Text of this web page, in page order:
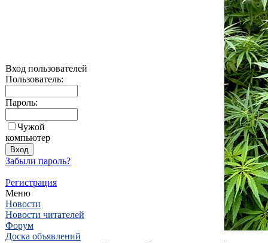
Вход пользователей
Пользователь:
Пароль:
Чужой
компьютер
Забыли пароль?
Регистрация
Меню
Новости
Новости читателей
Форум
Доска объявлений